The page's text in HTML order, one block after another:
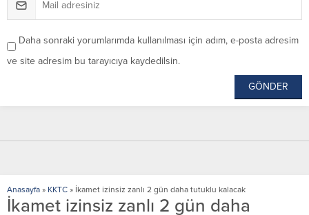
Daha sonraki yorumlarımda kullanılması için adım, e-posta adresim
ve site adresim bu tarayıcıya kaydedilsin.
Anasayfa » KKTC » İkamet izinsiz zanlı 2 gün daha tutuklu kalacak
İkamet izinsiz zanlı 2 gün daha